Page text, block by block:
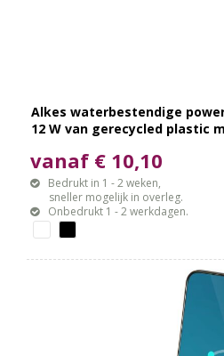
Alkes waterbestendige
12 W van gerecycled plastic
vanaf € 10,10
Bedrukt in 1 - 2 weken,
sneller mogelijk in overleg.
Onbedrukt 1 - 2 werkdagen.